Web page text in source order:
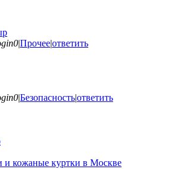
|Прочее|ответить
|Безопасность|ответить
и кожаные куртки в Москве